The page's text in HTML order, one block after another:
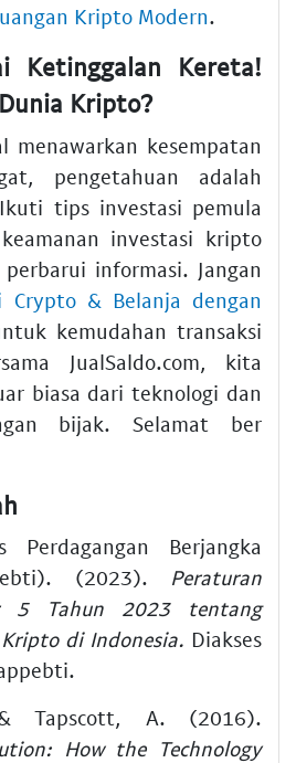
Kripto Modern.
Ketinggalan Kereta!
Kripto?
menawarkan kesempatan
pengetahuan adalah
tips investasi pemula
keamanan investasi kripto
informasi. Jangan
Crypto & Belanja dengan
kemudahan transaksi
JualSaldo.com, kita
biasa dariteknologi dan
bijak. Selamat ber
Perdagangan Berjangka
(2023). Peraturan
5 Tahun 2023 tentang
di Indonesia. Diakses
Tapscott, A. (2016).
How the Technology